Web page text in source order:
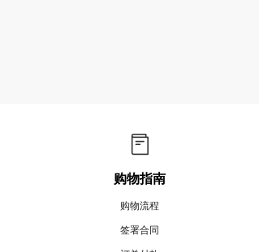
购物指南
购物流程
签署合同